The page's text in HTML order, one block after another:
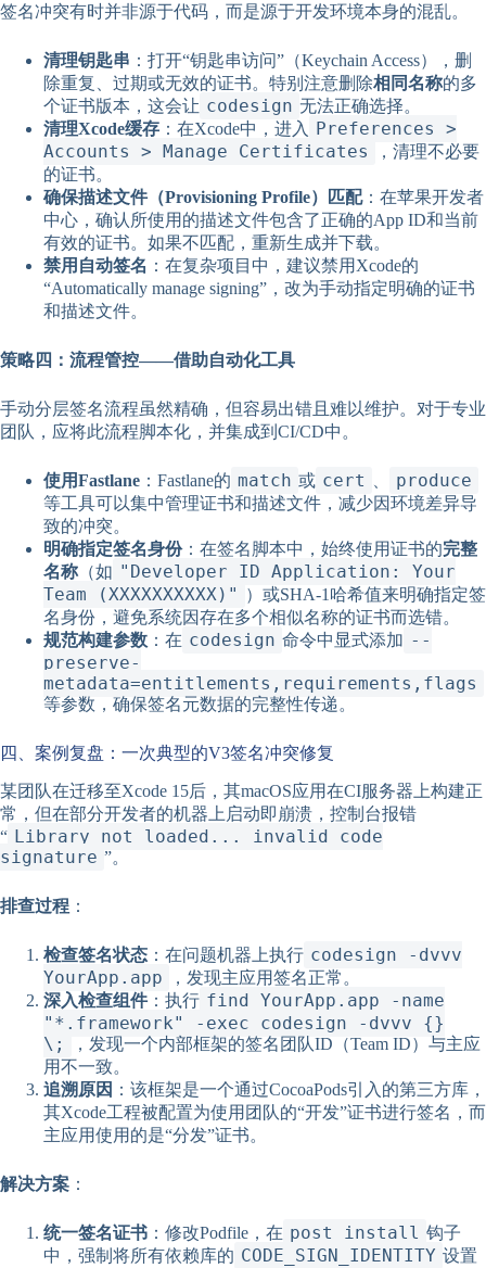
签名冲突有时并非源于代码，而是源于开发环境本身的混乱。
清理钥匙串 ：打开“钥匙串访问”（Keychain Access），删
除重复、过期或无效的证书。特别注意删除相同名称的多
个证书版本，这会让 codesign 无法正确选择。
清理Xcode缓存 ：在Xcode中，进入 Preferences >
Accounts > Manage Certificates
，清理不必要
的证书。
确保描述文件（Provisioning Profile）匹配：在苹果开发者
中心，确认所使用的描述文件包含了正确的App ID和当前
有效的证书。如果不匹配，重新生成并下载。
禁用自动签名 ：在复杂项目中，建议禁用Xcode的
“Automatically manage signing”，改为手动指定明确的证书
和描述文件。
策略四：流程管控——借助自动化工具
手动分层签名流程虽然精确，但容易出错且难以维护。对于专业
团队，应将此流程脚本化，并集成到CI/CD中。
使用Fastlane ：Fastlane的 match 或 cert produce
等工具可以集中管理证书和描述文件，减少因环境差异导
致的冲突。
明确指定签名身份：在签名脚本中，始终使用证书的完整
名称 （如 "Developer ID Application: Your
Team (XXXXXXXXXX)"
）或SHA-1哈希值来明确指定签
名身份，避免系统因存在多个相似名称的证书而选错。
规范构建参数 ：在 codesign 命令中显式添加 --
preserve-
metadata=entitlements,requirements,flags
等参数，确保签名元数据的完整性传递。
四、案例复盘：一次典型的V3签名冲突修复
某团队在迁移至Xcode 15后，其macOS应用在CI服务器上构建正
常，但在部分开发者的机器上启动即崩溃，控制台报错
“ Library not loaded... invalid code
signature ”。
排查过程 ：
检查签名状态 ：在问题机器上执行 codesign -dvvv
YourApp.app
，发现主应用签名正常。
深入检查组件：执行 find YourApp.app -name
"*.framework" -exec codesign -dvvv {}
\;
，发现一个内部框架的签名团队ID（Team ID）与主应
用不一致。
追溯原因 ：该框架是一个通过CocoaPods引入的第三方库，
其Xcode工程被配置为使用团队的“开发”证书进行签名，而
主应用使用的是“分发”证书。
解决方案 ：
统一签名证书 ：修改Podfile，在 post_install 钩子
中，强制将所有依赖库的 CODE_SIGN_IDENTITY 设置